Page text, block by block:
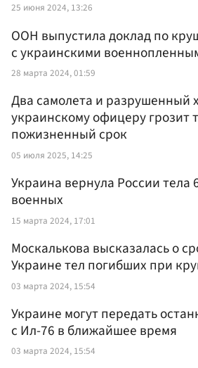
25 июня 2024, 13:26
ООН выпустила доклад по
с украинскими
28 марта 2024, 01:59
Два самолета и разрушенный
украинскому офицеру грозит
пожизненный срок
05 июля 2025, 14:25
Украина вернула России тела
военных
15 марта 2024, 17:01
Москалькова высказалась о
Украине тел погибших при
03 марта 2024, 15:54
Украине могут передать
с Ил-76 в ближайшее время
03 марта 2024, 15:54